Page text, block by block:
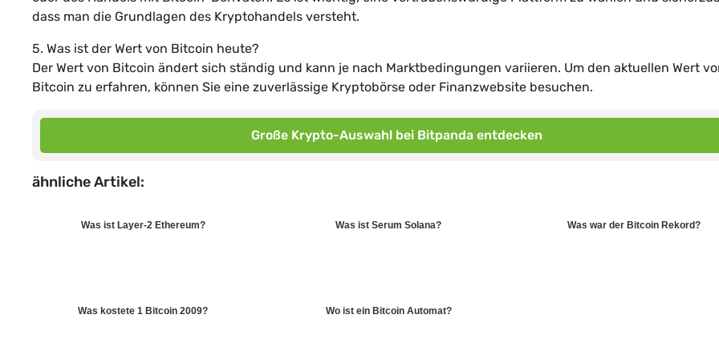
dass man die Grundlagen des Kryptohandels versteht.
5. Was ist der Wert von Bitcoin heute?
Der Wert von Bitcoin ändert sich ständig und kann je nach Marktbedingungen variieren. Um den aktuellen Wert
Bitcoin zu erfahren, können Sie eine zuverlässige Kryptobörse oder Finanzwebsite besuchen.
Große Krypto-Auswahl bei Bitpanda entdecken
ähnliche Artikel:
Was ist Layer-2 Ethereum? Was ist Serum Solana? Was war der Bitcoin Rekord?
Was kostete 1 Bitcoin 2009? Wo ist ein Bitcoin Automat?